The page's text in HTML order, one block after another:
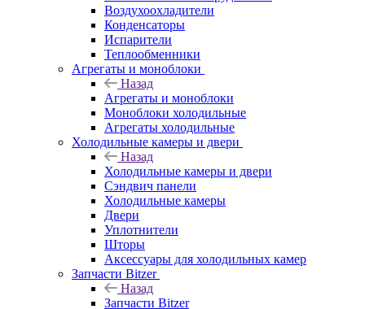
Воздухоохладители
Конденсаторы
Испарители
Теплообменники
Агрегаты и моноблоки
Назад
Агрегаты и моноблоки
Моноблоки холодильные
Агрегаты холодильные
Холодильные камеры и двери
Назад
Холодильные камеры и двери
Сэндвич панели
Холодильные камеры
Двери
Уплотнители
Шторы
Аксессуары для холодильных камер
Запчасти Bitzer
Назад
Запчасти Bitzer